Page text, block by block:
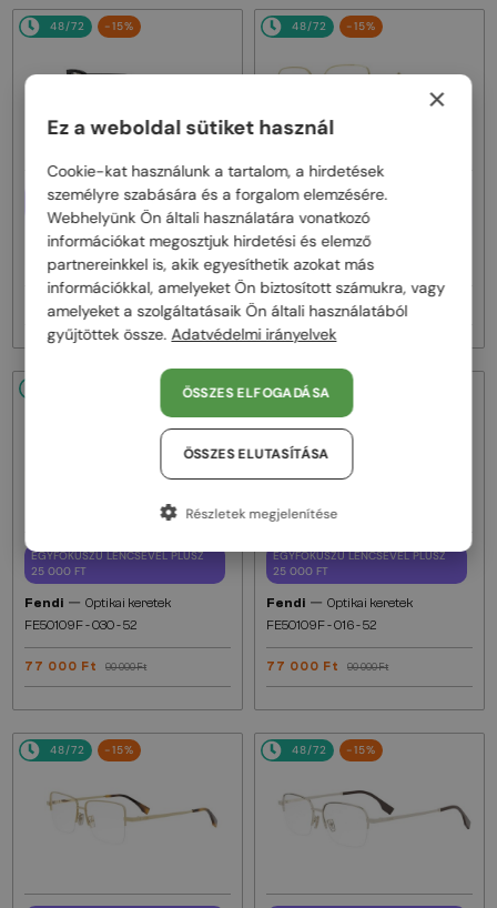
48/72 -15%
EGYFÓKUSZÚ LENCSÉVEL PLUSZ
25 000 FT
Fendi—Optikai keretek
FE50100I - 001 - 53
77 000 Ft 90 000 Ft
48/72 -15%
EGYFÓKUSZÚ LENCSÉVEL PLUSZ
25 000 FT
Fendi—Optikai keretek
FE50110F - 030 - 54
77 000 Ft 90 000 Ft
EGYFÓKUSZÚ LENCSÉVEL PLUSZ
25 000 FT
Fendi — Optikai keretek
FE50109F - 030 - 52
77 000 Ft 90 000 Ft
48/72
EGYFÓKUSZÚ LENCSÉVEL PLUSZ
25 000 FT
Fendi — Optikai keretek
FE50109F - 016 - 52
77 000 Ft 90 000 Ft
48/72 -15% 48/72 -15%
×
Ez a weboldal sütiket használ
Cookie-kat használunk a tartalom, a hirdetések
személyre szabására és a forgalom elemzésére.
Webhelyünk Ön általi használatára vonatkozó
információkat megosztjuk hirdetési és elemző
partnereinkkel is, akik egyesíthetik azokat más
információkkal, amelyeket Ön biztosított számukra, vagy
amelyeket a szolgáltatásaik Ön általi használatából
gyűjtöttek össze. Adatvédelmi irányelvek
ÖSSZES ELFOGADÁSA
ÖSSZES ELUTASÍTÁSA
Részletek megjelenítése